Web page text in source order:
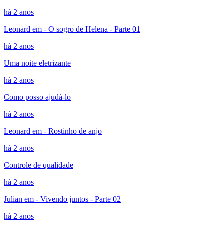
há 2 anos
Leonard em - O sogro de Helena - Parte 01
há 2 anos
Uma noite eletrizante
há 2 anos
Como posso ajudá-lo
há 2 anos
Leonard em - Rostinho de anjo
há 2 anos
Controle de qualidade
há 2 anos
Julian em - Vivendo juntos - Parte 02
há 2 anos